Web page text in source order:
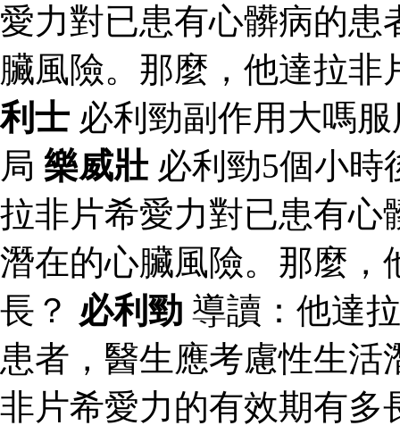
愛力對已患有心髒病的患
臟風險。那麼，他達拉
利士 必利勁副作用大嗎
局 樂威壯必利勁5個小時
拉非片希愛力對已患有心
潛在的心臟風險。那麼，
長？ 必利勁 導讀：他達
患者，醫生應考慮性生
非片希愛力的有效期有多